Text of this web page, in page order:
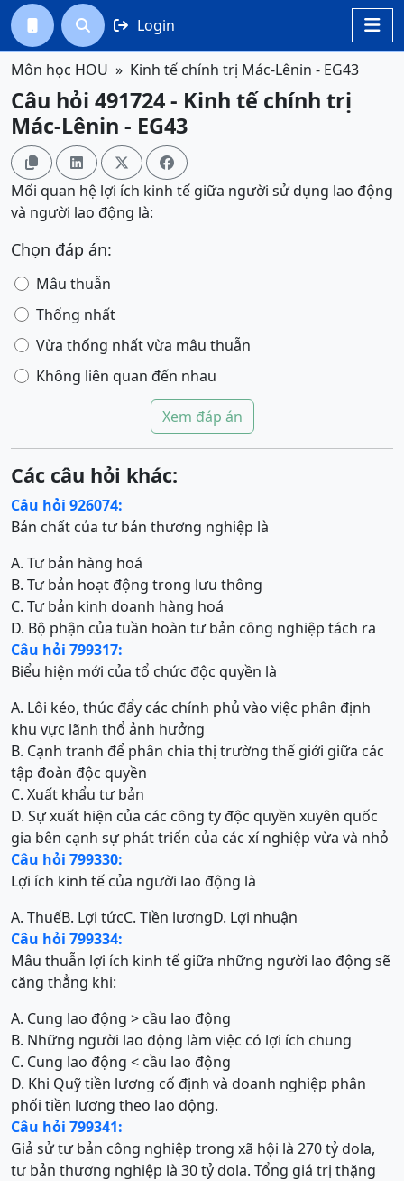

  Login
Môn học HOU Kinh tế chính trị Mác-Lênin - EG43
Câu hỏi 491724 - Kinh tế chính trị
Mác-Lênin - EG43
   
Mối quan hệ lợi ích kinh tế giữa người sử dụng lao động
và người lao động là:
Chọn đáp án:
Mâu thuẫn
Thống nhất
Vừa thống nhất vừa mâu thuẫn
Không liên quan đến nhau
Xem đáp án
Các câu hỏi khác:
Câu hỏi 926074:
Bản chất của tư bản thương nghiệp là
A. Tư bản hàng hoá
B. Tư bản hoạt động trong lưu thông
C. Tư bản kinh doanh hàng hoá
D. Bộ phận của tuần hoàn tư bản công nghiệp tách ra
Câu hỏi 799317:
Biểu hiện mới của tổ chức độc quyền là
A. Lôi kéo, thúc đẩy các chính phủ vào việc phân định
khu vực lãnh thổ ảnh hưởng
B. Cạnh tranh để phân chia thị trường thế giới giữa các
tập đoàn độc quyền
C. Xuất khẩu tư bản
D. Sự xuất hiện của các công ty độc quyền xuyên quốc
gia bên cạnh sự phát triển của các xí nghiệp vừa và nhỏ
Câu hỏi 799330:
Lợi ích kinh tế của người lao động là
A. ThuếB. Lợi tứcC. Tiền lươngD. Lợi nhuận
Câu hỏi 799334:
Mâu thuẫn lợi ích kinh tế giữa những người lao động sẽ
căng thẳng khi:
A. Cung lao động > cầu lao động
B. Những người lao động làm việc có lợi ích chung
C. Cung lao động < cầu lao động
D. Khi Quỹ tiền lương cố định và doanh nghiệp phân
phối tiền lương theo lao động.
Câu hỏi 799341:
Giả sử tư bản công nghiệp trong xã hội là 270 tỷ dola,
tư bản thương nghiệp là 30 tỷ dola. Tổng giá trị thặng